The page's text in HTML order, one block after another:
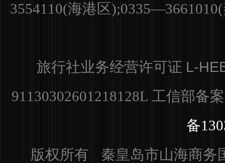
3554110(海港区
旅行社业务经营许可证 L-
91130302601218128L 工信部备
备
版权所有 秦皇岛市山海商务